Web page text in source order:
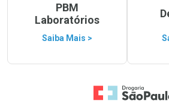
PBM
Laboratórios
Saiba Mais >
Ir para a Home